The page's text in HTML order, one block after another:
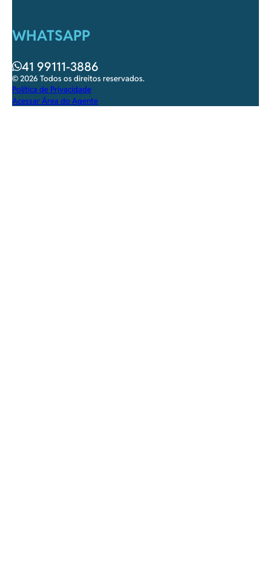
WHATSAPP
41 99111-3886
© 2026 Todos os direitos reservados.
Política de Privacidade
Acessar Área do Agente